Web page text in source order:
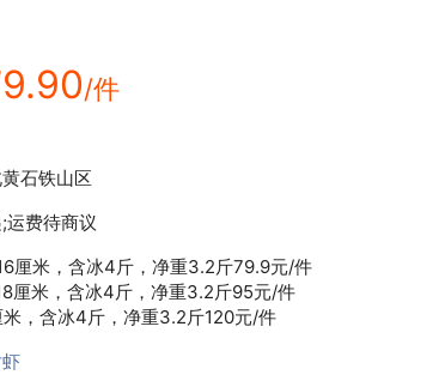
/件
石铁山区
运费待商议
厘米，含冰4斤，净重3.2斤79.9元/件
厘米，含冰4斤，净重3.2斤95元/件
米，含冰4斤，净重3.2斤120元/件